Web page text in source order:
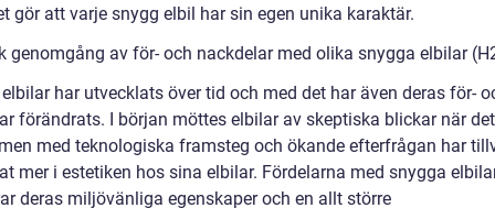
gör att varje snygg elbil har sin egen unika karaktär.
genomgång av för- och nackdelar med olika snygga elbilar
har utvecklats över tid och med det har även deras för-
förändrats. I början möttes elbilar av skeptiska blickar när
med teknologiska framsteg och ökande efterfrågan har
mer i estetiken hos sina elbilar. Fördelarna med snygga
deras miljövänliga egenskaper och en allt större